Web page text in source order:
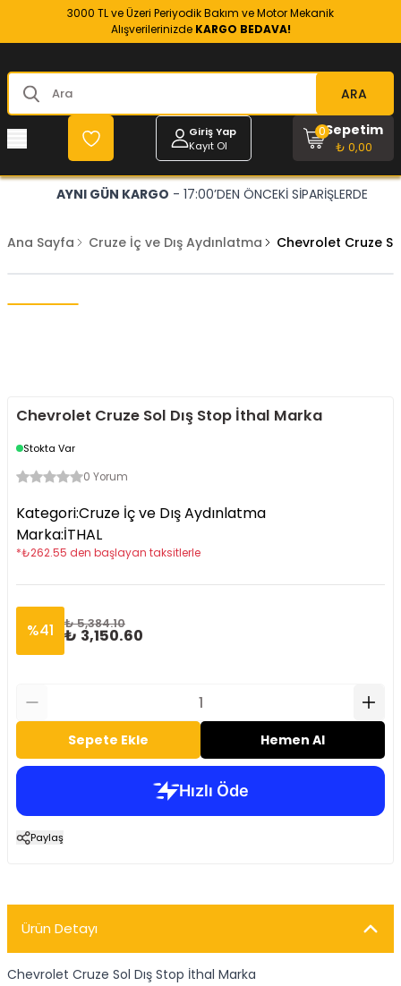
3000 TL ve Üzeri Periyodik Bakım ve Motor Mekanik
Alışverilerinizde KARGO BEDAVA!
ARA
Giriş Yap
Kayıt Ol
Sepetim
₺ 0,00
0
AYNI GÜN KARGO - 17:00’DEN ÖNCEKİ SİPARİŞLERDE
Ana Sayfa Cruze İç ve Dış Aydınlatma Chevrolet Cruze
Chevrolet Cruze Sol Dış Stop İthal Marka
Stokta Var
0 Yorum
Kategori:Cruze İç ve Dış Aydınlatma
Marka:İTHAL
*₺262.55 den başlayan taksitlerle
%41 ₺ 5,384.10
₺ 3,150.60
Sepete Ekle Hemen Al
Paylaş
Ürün Detayı
Chevrolet Cruze Sol Dış Stop İthal Marka